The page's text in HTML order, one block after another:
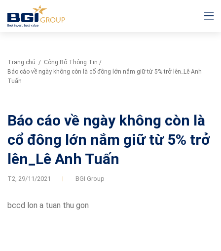
Trang chủ / Công Bố Thông Tin /
Báo cáo về ngày không còn là cổ đông lớn nắm giữ từ 5% trở lên_Lê Anh
Tuấn
Báo cáo về ngày không còn là
cổ đông lớn nắm giữ từ 5% trở
lên_Lê Anh Tuấn
T2, 29/11/2021 BGI Group
bccd lon a tuan thu gon